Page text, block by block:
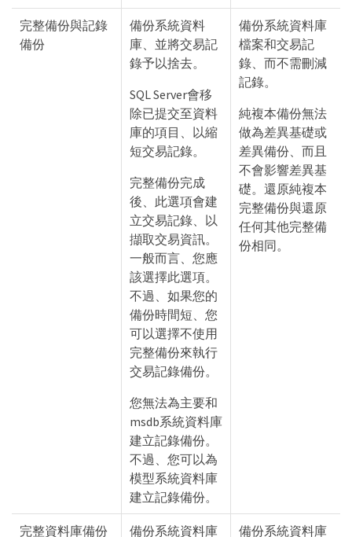
完整備份與記錄
備份
備份系統資料
庫、並將交易記
錄予以捨去。
SQL Server會移
除已提交至資料
庫的項目、以縮
短交易記錄。
完整備份完成
後、此選項會建
立交易記錄、以
擷取交易資訊。
一般而言、您應
該選擇此選項。
不過、如果您的
備份時間短、您
可以選擇不使用
完整備份來執行
交易記錄備份。
您無法為主要和
msdb系統資料庫
建立記錄備份。
不過、您可以為
模型系統資料庫
建立記錄備份。
備份系統資料庫
檔案和交易記
錄、而不需刪減
記錄。
純複本備份無法
做為差異基礎或
差異備份、而且
不會影響差異基
礎。還原純複本
完整備份與還原
任何其他完整備
份相同。
完整資料庫備份
備份系統資料庫
備份系統資料庫